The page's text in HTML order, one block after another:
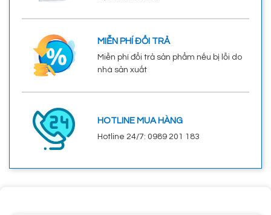
MIỄN PHÍ ĐỔI TRẢ
Miễn phí đổi trả sản phẩm nếu bị lỗi do
nhà sản xuất
HOTLINE MUA HÀNG
Hotline 24/7: 0989 201 183